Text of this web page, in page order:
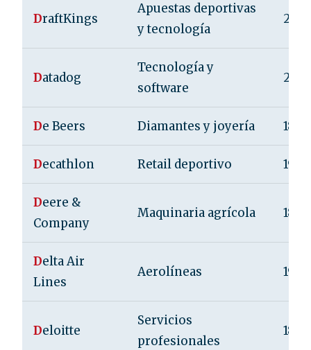
DraftKings
Apuestas deportivas
y tecnología
2012
Datadog
Tecnología y
software
2010
De Beers Diamantes y joyería 1888
Decathlon Retail deportivo 1976
Deere &
Company
Maquinaria agrícola 1837
Delta Air
Lines
Aerolíneas 1924
Deloitte
Servicios
profesionales
1845